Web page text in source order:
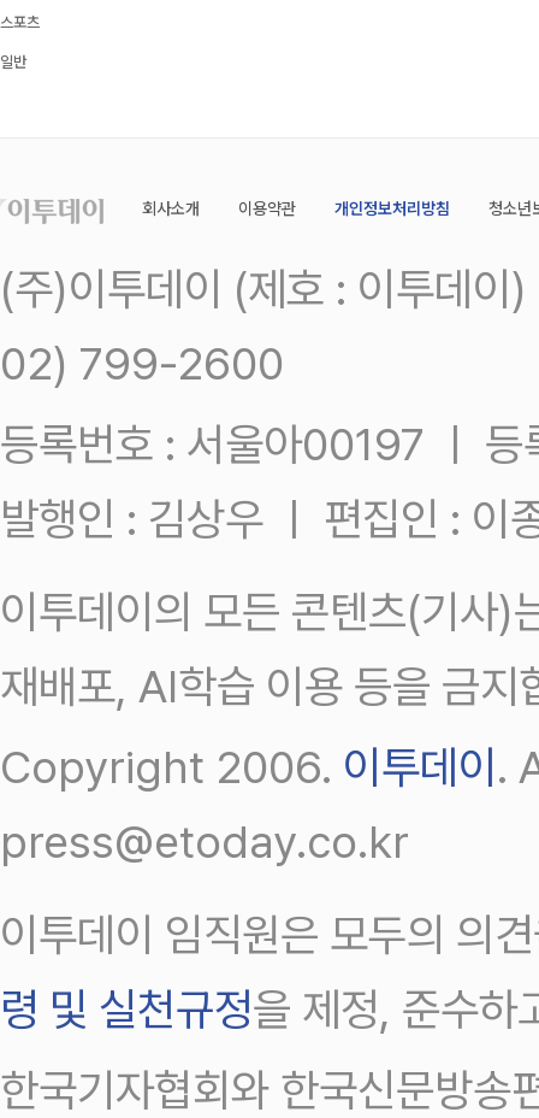
스포츠
일반
회사소개 이용약관 개인정보처리방침 청소년
(주)이투데이 (제호 : 이투데
02) 799-2600
등록번호 : 서울아00197 ㅣ
발행인 : 김상우 ㅣ 편집인 : 이
이투데이의 모든 콘텐츠(기사)
재배포, AI학습 이용 등을 금지
Copyright 2006. 이투데이.
press@etoday.co.kr
이투데이 임직원은 모두의 의
령 및 실천규정을 제정, 준수하
한국기자협회와 한국신문방송